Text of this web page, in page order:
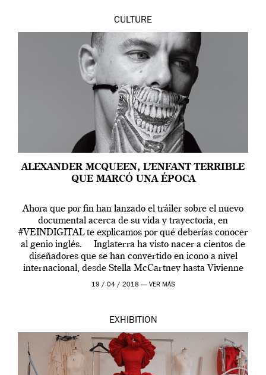
CULTURE
ALEXANDER MCQUEEN, L’ENFANT TERRIBLE
QUE MARCÓ UNA ÉPOCA
Ahora que por fin han lanzado el tráiler sobre el nuevo
documental acerca de su vida y trayectoria, en
#VEINDIGITAL te explicamos por qué deberías conocer
al genio inglés. Inglaterra ha visto nacer a cientos de
diseñadores que se han convertido en icono a nivel
internacional, desde Stella McCartney hasta Vivienne
Westwood pasando […]
19 / 04 / 2018 — VER MÁS
EXHIBITION